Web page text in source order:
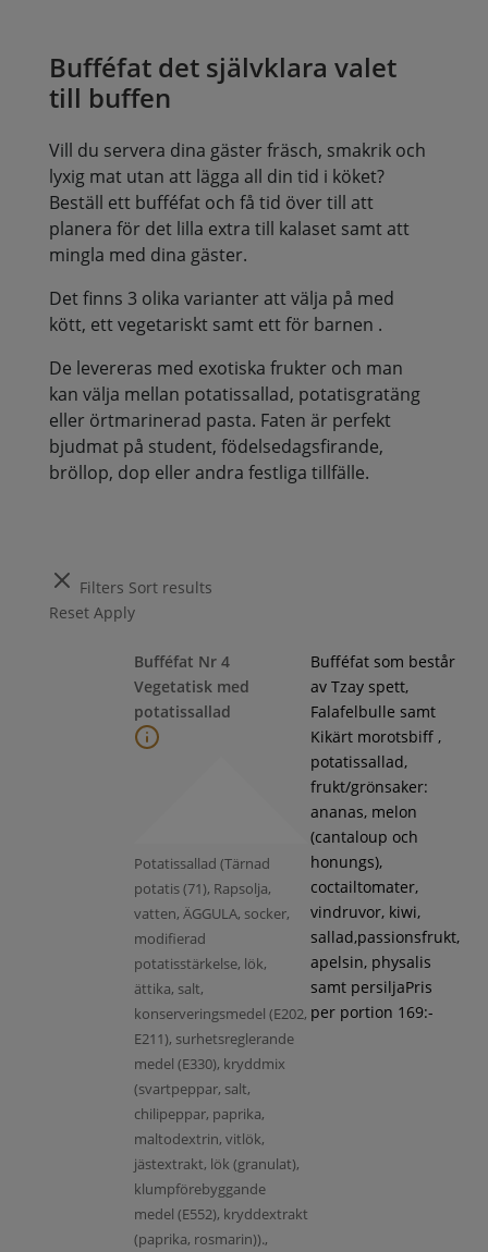
Bufféfat det självklara valet
till buffen
Vill du servera dina gäster fräsch, smakrik och
lyxig mat utan att lägga all din tid i köket?
Beställ ett bufféfat och få tid över till att
planera för det lilla extra till kalaset samt att
mingla med dina gäster.
Det finns 3 olika varianter att välja på med
kött, ett vegetariskt samt ett för barnen .
De levereras med exotiska frukter och man
kan välja mellan potatissallad, potatisgratäng
eller örtmarinerad pasta. Faten är perfekt
bjudmat på student, födelsedagsfirande,
bröllop, dop eller andra festliga tillfälle.
Filters Sort results
Reset Apply
Bufféfat Nr 4
Vegetatisk med
potatissallad
Potatissallad (Tärnad
potatis (71), Rapsolja,
vatten, ÄGGULA, socker,
modifierad
potatisstärkelse, lök,
ättika, salt,
konserveringsmedel (E202,
E211), surhetsreglerande
medel (E330), kryddmix
(svartpeppar, salt,
chilipeppar, paprika,
maltodextrin, vitlök,
jästextrakt, lök (granulat),
klumpförebyggande
medel (E552), kryddextrakt
(paprika, rosmarin)).,
Bufféfat som består
av Tzay spett,
Falafelbulle samt
Kikärt morotsbiff ,
potatissallad,
frukt/grönsaker:
ananas, melon
(cantaloup och
honungs),
coctailtomater,
vindruvor, kiwi,
sallad,passionsfrukt,
apelsin, physalis
samt persiljaPris
per portion 169:-